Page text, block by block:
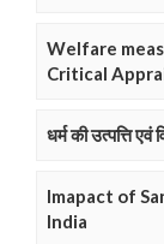
Welfare
Critical
धर्म की उत्पत्ति
Imapact of
India